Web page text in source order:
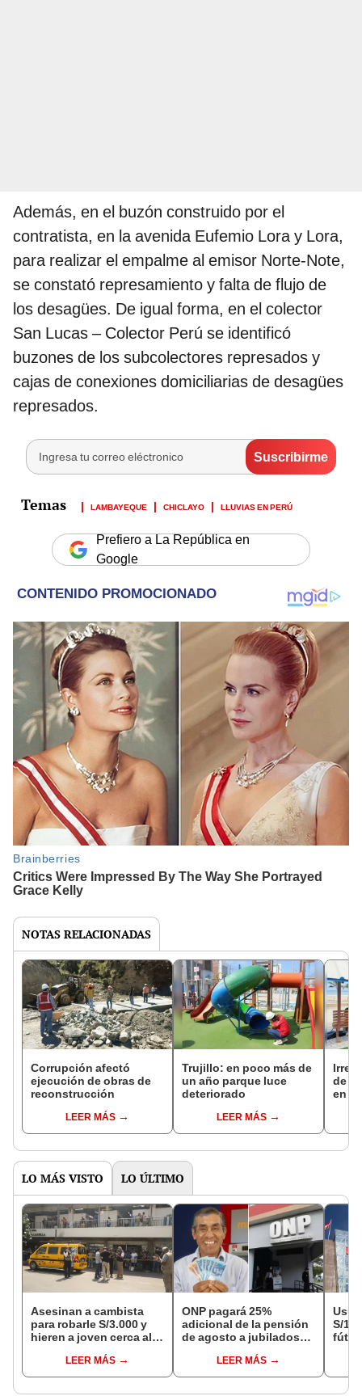
Además, en el buzón construido por el
contratista, en la avenida Eufemio Lora y Lora,
para realizar el empalme al emisor Norte-Note,
se constató represamiento y falta de flujo de
los desagües. De igual forma, en el colector
San Lucas – Colector Perú se identificó
buzones de los subcolectores represados y
cajas de conexiones domiciliarias de desagües
represados.
LAMBAYEQUE CHICLAYO LLUVIAS EN PERÚ
Prefiero a La República en
Google
NOTAS RELACIONADAS
Corrupción afectó
ejecución de obras de
reconstrucción
LEER MÁS
Trujillo: en poco más de
un año parque luce
deteriorado
LEER MÁS
de
en
LO MÁS VISTO LO ÚLTIMO
Asesinan a cambista
para robarle S/3.000 y
hieren a joven cerca al
CercadoLEER MÁS
ONP pagará 25%
adicional de la pensión
de agosto a jubilados
requisito: ¿cómo saber
si soy beneficiario?
LEER MÁS
S/